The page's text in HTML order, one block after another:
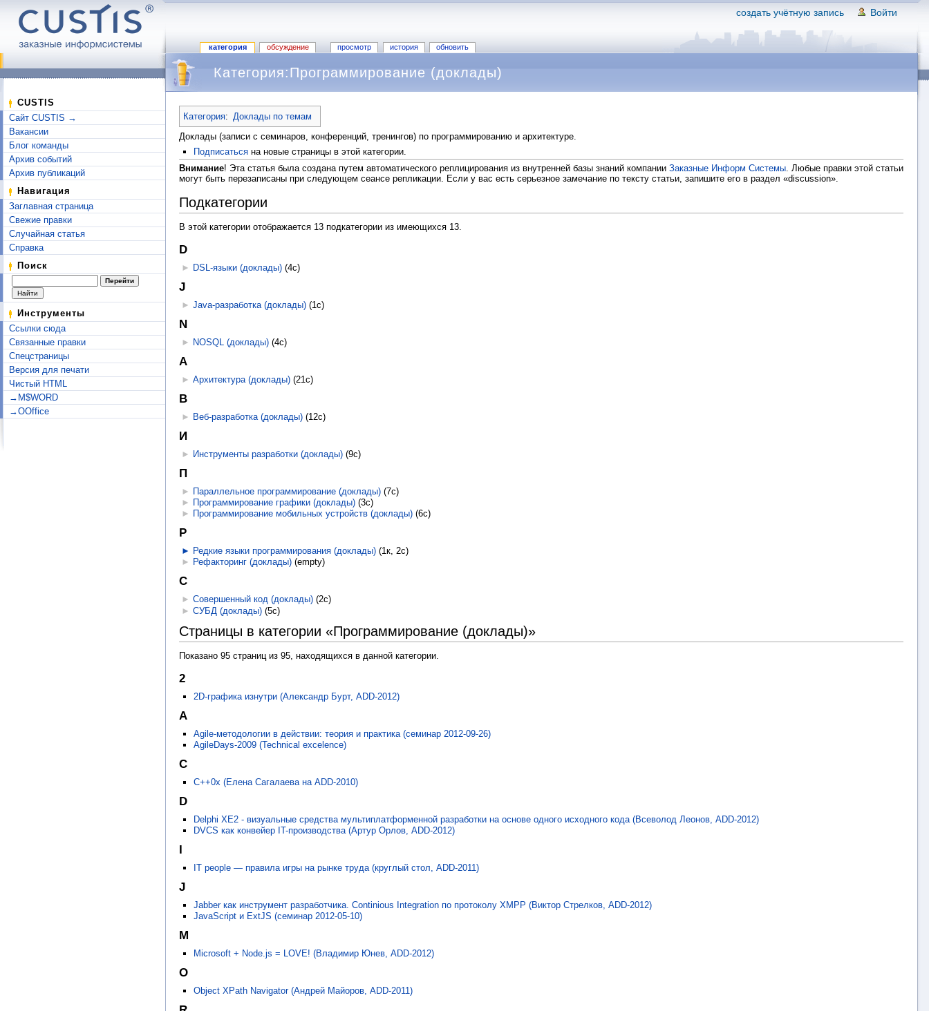
создать учётную запись Войти
категория обсуждение просмотр история обновить
CUSTIS
Сайт CUSTIS →
Вакансии
Блог команды
Архив событий
Архив публикаций
Навигация
Заглавная страница
Свежие правки
Случайная статья
Справка
Поиск
Инструменты
Ссылки сюда
Связанные правки
Спецстраницы
Версия для печати
Чистый HTML
→M$WORD
→OOffice
Категория:Программирование (доклады)
Категория: Доклады по темам
Доклады (записи с семинаров, конференций, тренингов) по программированию и архитектуре.
Подписатьсяна новые страницы в этой категории.
Внимание! Эта статья была создана путем автоматического реплицирования из внутренней базы знаний компании Заказные Информ Системы . Любые правки этой статьи
могут быть перезаписаны при следующем сеансе репликации. Если у вас есть серьезное замечание по тексту статьи, запишите его в раздел «discussion».
Подкатегории
В этой категории отображается 13 подкатегории из имеющихся 13.
D
► DSL-языки (доклады) ‎(4с)
J
►Java-разработка (доклады) ‎(1с)
N
► NOSQL (доклады) ‎(4с)
А
►Архитектура (доклады) ‎(21с)
В
► Веб-разработка (доклады) ‎(12с)
И
► Инструменты разработки (доклады) ‎(9с)
П
► Параллельное программирование (доклады) ‎(7с)
► Программирование графики (доклады) ‎(3с)
► Программирование мобильных устройств (доклады) ‎(6с)
Р
► Редкие языки программирования (доклады) ‎(1к, 2с)
► Рефакторинг (доклады) ‎(empty)
С
►Совершенный код (доклады) ‎(2с)
►СУБД (доклады) ‎(5с)
Страницы в категории «Программирование (доклады)»
Показано 95 страниц из 95, находящихся в данной категории.
2
2D-графика изнутри (Александр Бурт, ADD-2012)
A
Agile-методологии в действии: теория и практика (семинар 2012-09-26)
AgileDays-2009 (Technical excelence)
C
C++0x (Елена Сагалаева на ADD-2010)
D
Delphi XE2 - визуальные средства мультиплатформенной разработки на основе одного исходного кода (Всеволод Леонов, ADD-2012)
DVCS как конвейер IT-производства (Артур Орлов, ADD-2012)
I
IT people — правила игры на рынке труда (круглый стол, ADD-2011)
J
Jabber как инструмент разработчика. Continious Integration по протоколу XMPP (Виктор Стрелков, ADD-2012)
JavaScript и ExtJS (семинар 2012-05-10)
M
Microsoft + Node.js = LOVE! (Владимир Юнев, ADD-2012)
O
Object XPath Navigator (Андрей Майоров, ADD-2011)